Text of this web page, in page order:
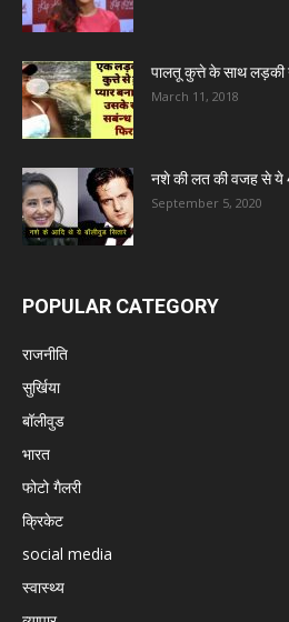
पालतू कुत्ते के साथ लड़की
March 11, 2018
नशे की लत की वजह से ये
September 5, 2020
POPULAR CATEGORY
राजनीति
सुर्खिया
बॉलीवुड
भारत
फोटो गैलरी
क्रिकेट
social media
स्वास्थ्य